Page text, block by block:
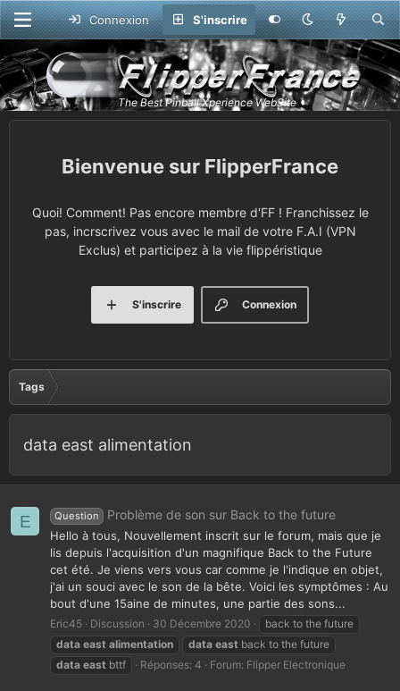
Connexion S'inscrire
FlipperFrance
Quoi! Comment! Pas encore membre d'FF ! Franchissez le
pas, incrscrivez vous avec le mail de votre F.A.I (VPN
Exclus) et participez à la vie flippéristique
Connexion
S'inscrire
Tags
data east alimentation
E Question Problème de son sur Back to the future
Hello à tous, Nouvellement inscrit sur le forum, mais que je
lis depuis l'acquisition d'un magnifique Back to the Future
cet été. Je viens vers vous car comme je l'indique en objet,
j'ai un souci avec le son de la bête. Voici les symptômes : Au
bout d'une 15aine de minutes, une partie des sons...
Eric45 Discussion 30 Décembre 2020
back to the future
data east alimentation data east back to the future
data east bttf Réponses: 4 Forum: Flipper Electronique